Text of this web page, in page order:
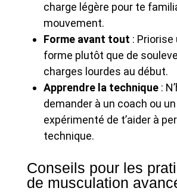
charge légère pour te
mouvement.
Forme avant tout : Priorise
forme plutôt que de
charges lourdes au début.
Apprendre la technique :
demander à un coach ou
expérimenté de t’aider à
technique.
Conseils pour les
de musculation